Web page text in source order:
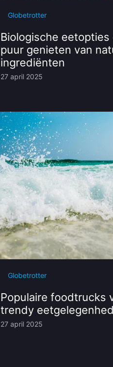
Globetrotter
Biologische eetopties
puur genieten van
ingrediënten
27 april 2025
Globetrotter
Populaire foodtrucks
trendy
27 april 2025